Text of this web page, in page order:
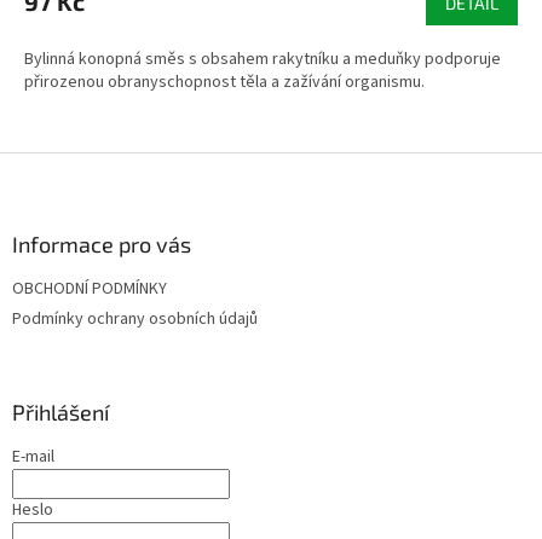
Bylinná konopná směs s obsahem rakytníku a meduňky podporuje
přirozenou obranyschopnost těla a zažívání organismu.
Informace pro vás
OBCHODNÍ PODMÍNKY
Podmínky ochrany osobních údajů
Přihlášení
E-mail
Heslo